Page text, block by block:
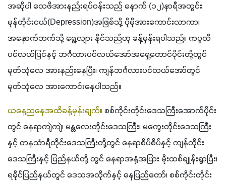
အဆိုပါ လေဖိအားနည်းရပ်ဝန်းသည် နောက် (၁၂)နာရီအတွင်း
မုန်တိုင်းငယ်(Depression)အဖြစ်သို့ ပိုမိုအားကောင်းလာကာ၊
အနောက်ဘက်သို့ ရွေ့လျား နိုင်သည်ဟု ခန့်မှန်းရပါသည်။ ကပ္ပလီ
ပင်လယ်ပြင်နှင့် ဘင်္ဂလားပင်လယ်အော်အရှေ့တောင်ပိုင်းတို့တွင်
မုတ်သုံလေ အားနည်းနေပြီး၊ ကျန်ဘင်္ဂလားပင်လယ်အော်တွင်
မုတ်သုံလေ အားကောင်းနေပါသည်။
ယနေ့ညနေအထိခန့်မှန်းချက်။ စစ်ကိုင်းတိုင်းဒေသကြီးအောက်ပိုင်း
တွင် နေရာကျဲကျဲ၊ မန္တလေးတိုင်းဒေသကြီး၊ မကွေးတိုင်းဒေသကြီး
နှင့် တနင်္သာရီတိုင်းဒေသကြီးတို့တွင် နေရာစိပ်စိပ်နှင့် ကျန်တိုင်း
ဒေသကြီးနှင့် ပြည်နယ်တို့ တွင် နေရာအနှံ့အပြား မိုးထစ်ချုန်းရွာပြီး၊
ရခိုင်ပြည်နယ်တွင် ဒေသအလိုက်နှင့် နေပြည်တော်၊ စစ်ကိုင်းတိုင်း